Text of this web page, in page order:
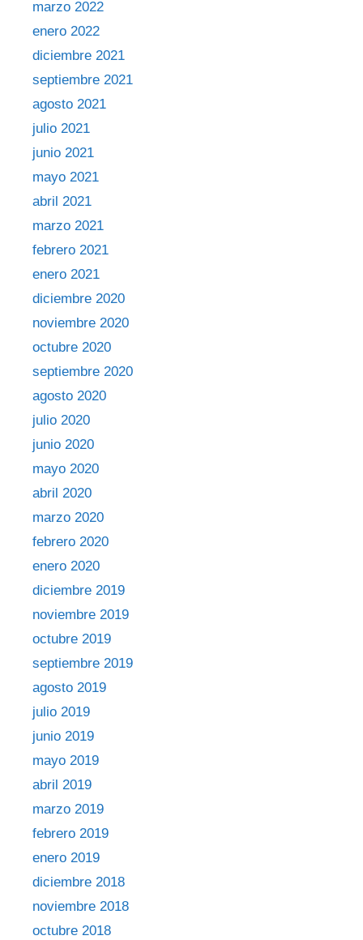
marzo 2022
enero 2022
diciembre 2021
septiembre 2021
agosto 2021
julio 2021
junio 2021
mayo 2021
abril 2021
marzo 2021
febrero 2021
enero 2021
diciembre 2020
noviembre 2020
octubre 2020
septiembre 2020
agosto 2020
julio 2020
junio 2020
mayo 2020
abril 2020
marzo 2020
febrero 2020
enero 2020
diciembre 2019
noviembre 2019
octubre 2019
septiembre 2019
agosto 2019
julio 2019
junio 2019
mayo 2019
abril 2019
marzo 2019
febrero 2019
enero 2019
diciembre 2018
noviembre 2018
octubre 2018